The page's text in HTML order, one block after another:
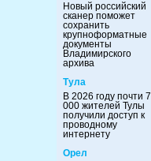
Новый российский
сканер поможет
сохранить
крупноформатные
документы
Владимирского
архива
Тула
В 2026 году почти 7
000 жителей Тулы
получили доступ к
проводному
интернету
Орел